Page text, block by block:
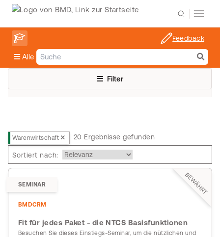
Alle
Feedback
Filter
Warenwirtschaft 20 Ergebnisse gefunden
Sortiert nach:
BEWÄHRT
SEMINAR
BMDCRM
Fit für jedes Paket - die NTCS Basisfunktionen
Besuchen Sie dieses Einstiegs-Seminar, um die nützlichen und